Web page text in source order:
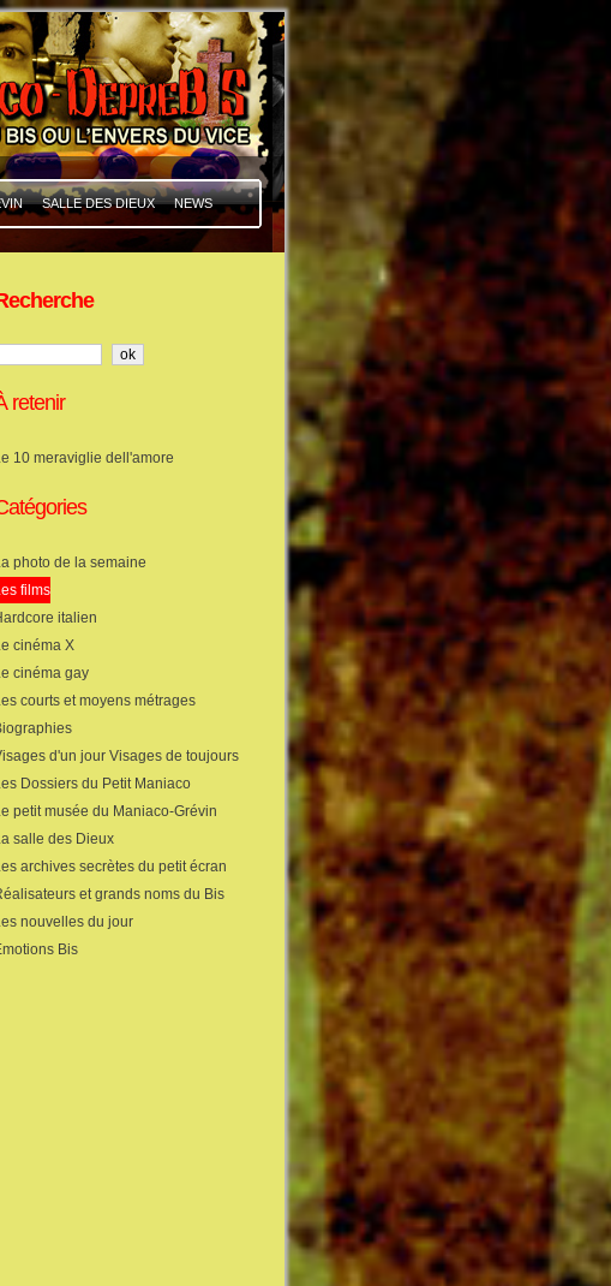
SALLE DES DIEUX NEWS
retenir
10 meraviglie dell'amore
photo de la semaine
films
italien
cinéma X
cinéma gay
courts et moyens métrages
d'un jour Visages de toujours
Dossiers du Petit Maniaco
petit musée du Maniaco-Grévin
salle des Dieux
archives secrètes du petit écran
et grands noms du Bis
nouvelles du jour
Bis